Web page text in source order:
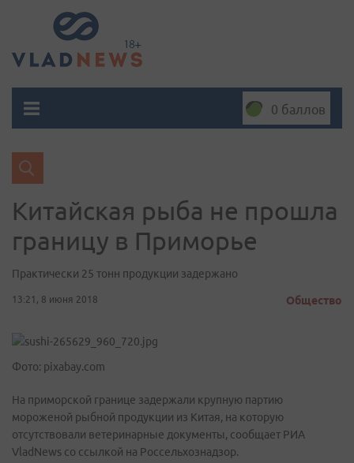
0 баллов
Китайская рыба не прошла
границу в Приморье
Практически 25 тонн продукции задержано
13:21, 8 июня 2018 Общество
Фото: pixabay.com
На приморской границе задержали крупную партию
мороженой рыбной продукции из Китая, на которую
отсутствовали ветеринарные документы, сообщает РИА
VladNews со ссылкой на Россельхознадзор.